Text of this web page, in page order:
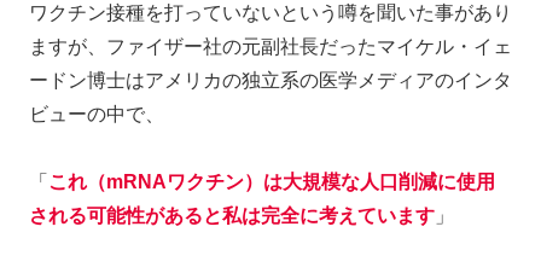
ワクチン接種を打っていないという噂を聞いた事があり
ますが、ファイザー社の元副社長だったマイケル・イェ
ードン博士はアメリカの独立系の医学メディアのインタ
ビューの中で、
「 これ（mRNAワクチン）は大規模な人口削減に使用
される可能性があると私は完全に考えています 」